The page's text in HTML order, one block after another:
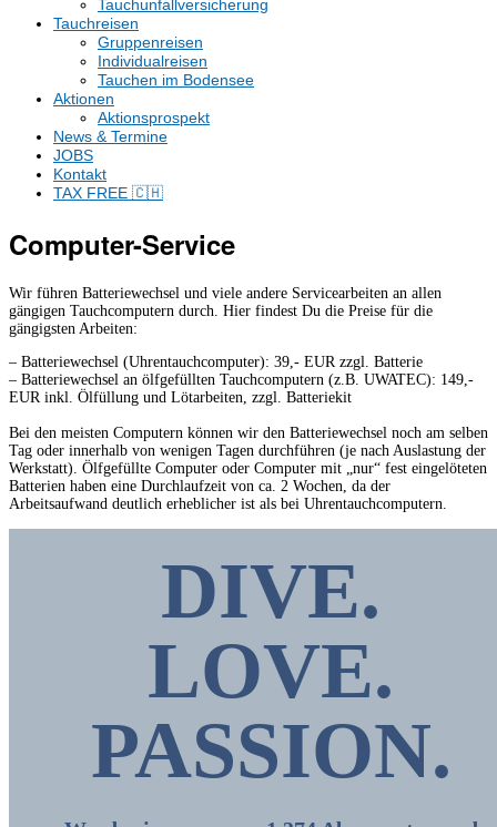
Tauchunfallversicherung
Tauchreisen
Gruppenreisen
Individualreisen
Tauchen im Bodensee
Aktionen
Aktionsprospekt
News & Termine
JOBS
Kontakt
TAX FREE 🇨🇭
Computer-Service
Wir führen Batteriewechsel und viele andere Servicearbeiten an allen
gängigen Tauchcomputern durch. Hier findest Du die Preise für die
gängigsten Arbeiten:
– Batteriewechsel (Uhrentauchcomputer): 39,- EUR zzgl. Batterie
– Batteriewechsel an ölfgefüllten Tauchcomputern (z.B. UWATEC): 149,-
EUR inkl. Ölfüllung und Lötarbeiten, zzgl. Batteriekit
Bei den meisten Computern können wir den Batteriewechsel noch am selben
Tag oder innerhalb von wenigen Tagen durchführen (je nach Auslastung der
Werkstatt). Ölfgefüllte Computer oder Computer mit „nur“ fest eingelöteten
Batterien haben eine Durchlaufzeit von ca. 2 Wochen, da der
Arbeitsaufwand deutlich erheblicher ist als bei Uhrentauchcomputern.
DIVE.
LOVE.
PASSION.